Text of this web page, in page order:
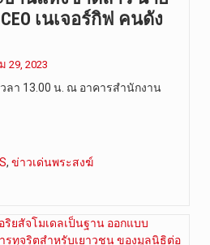
เนเจอร์กิฟ คนดัง
29, 2023
ลา 13.00 น. ณ อาคารสำนักงาน
, ข่าวเด่นพระสงฆ์